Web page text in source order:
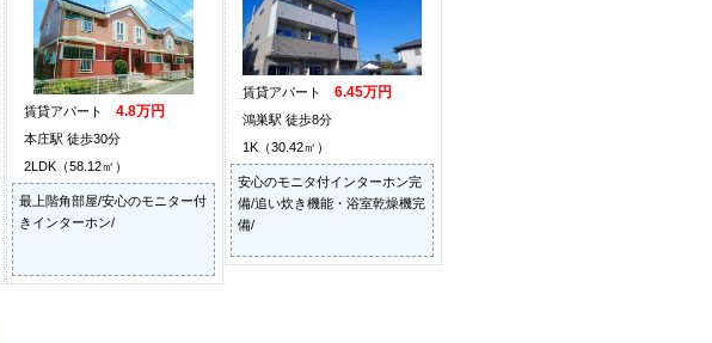
賃貸アパート 4.8万円
本庄駅 徒歩30分
2LDK（58.12㎡）
最上階角部屋/安心のモニター付
きインターホン/
賃貸アパート 6.45万円
鴻巣駅 徒歩8分
1K（30.42㎡）
安心のモニタ付インターホン完
備/追い炊き機能・浴室乾燥機完
備/